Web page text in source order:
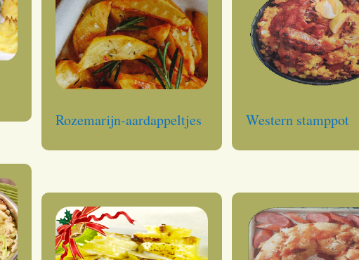
Rozemarijn-aardappeltjes Western stamppot